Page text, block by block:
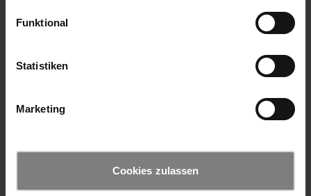
Funktional
Statistiken
Marketing
Cookies zulassen